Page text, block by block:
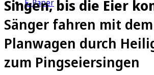
E-Paper
Singen, bis die Eier
Sänger fahren mit dem
Planwagen durch
zum Pingseiersingen